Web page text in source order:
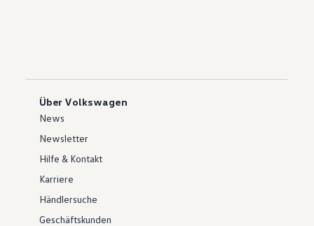
Über Volkswagen
News
Newsletter
Hilfe & Kontakt
Karriere
Händlersuche
Geschäftskunden